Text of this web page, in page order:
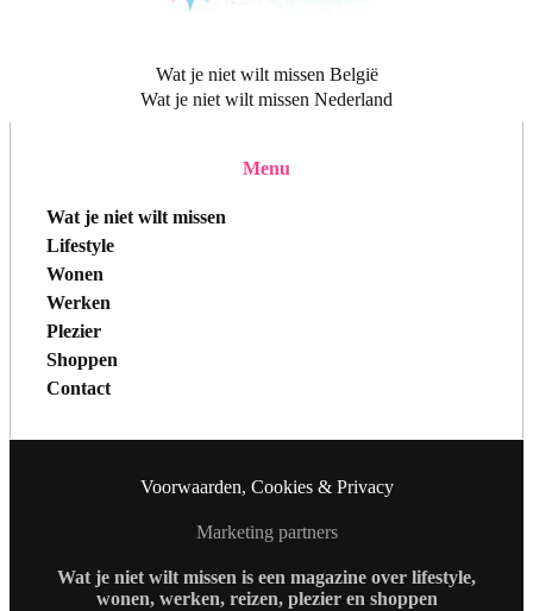
Wat je niet wilt missen België
Wat je niet wilt missen Nederland
Menu
Wat je niet wilt missen
Lifestyle
Wonen
Werken
Plezier
Shoppen
Contact
Voorwaarden, Cookies & Privacy
Marketing partners
Wat je niet wilt missen is een magazine over lifestyle,
wonen, werken, reizen, plezier en shoppen